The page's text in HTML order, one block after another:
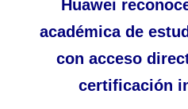
Huawei
académica de
con acceso
certificación